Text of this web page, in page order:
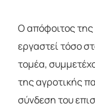
Ο απόφοιτος της
εργαστεί τόσο
τομέα,
της αγροτικής
σύνδεση του